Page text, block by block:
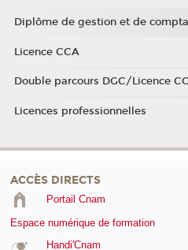
Diplôme de gestion et de
Licence CCA
Double parcours DGC/Licence
Licences professionnelles
ACCÈS DIRECTS
Portail Cnam
Espace numérique de formation
Handi'Cnam